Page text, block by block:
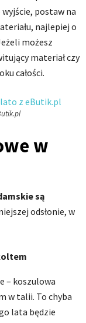
postaw na
najlepiej o
możesz
materiał czy
całości.
w
są
odsłonie, w
– koszulowa
w talii. To chyba
lata będzie